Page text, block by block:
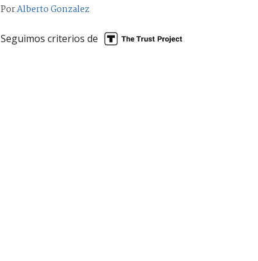
PorAlberto Gonzalez
Seguimos criterios de